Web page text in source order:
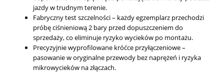
jazdy w trudnym terenie.
Fabryczny test szczelności – każdy egzemplarz przechodzi
próbę ciśnieniową 2 bary przed dopuszczeniem do
sprzedaży, co eliminuje ryzyko wycieków po montażu.
Precyzyjnie wyprofilowane króćce przyłączeniowe –
pasowanie w oryginalne przewody bez naprężeń i ryzyka
mikrowycieków na złączach.